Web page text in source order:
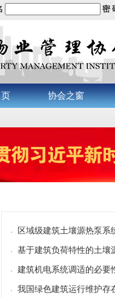
密
协会之窗
区域级建筑土壤源热泵系
基于建筑负荷特性的土壤
建筑机电系统调适的必要
我国绿色建筑运行维护存